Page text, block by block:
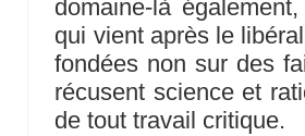
domaine-là
qui vient après le
fondées non sur des
récusent science et
de tout travail critique.